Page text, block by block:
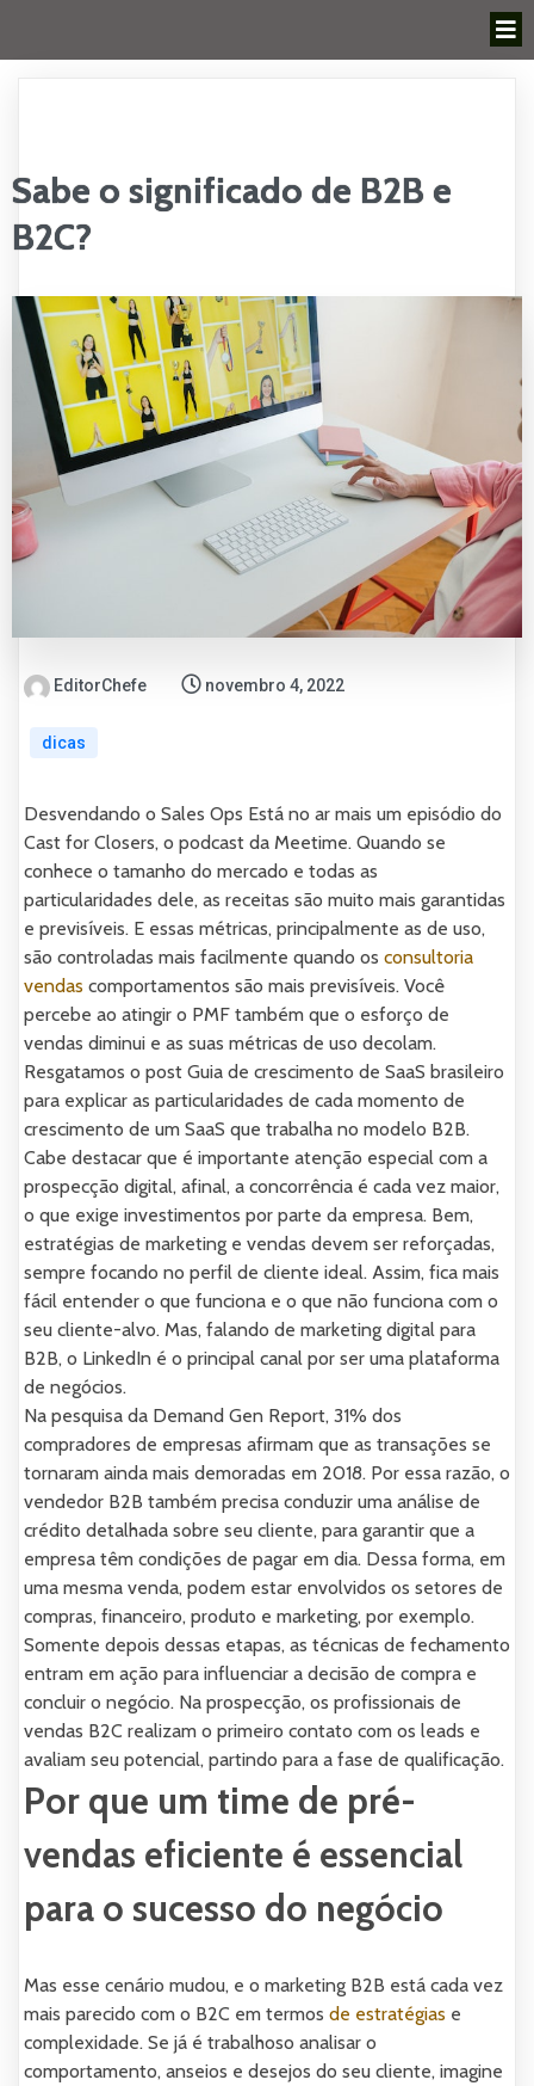
Sabe o significado de B2B e
B2C?
EditorChefe novembro 4, 2022
dicas
Desvendando o Sales Ops Está no ar mais um episódio do
Cast for Closers, o podcast da Meetime. Quando se
conhece o tamanho do mercado e todas as
particularidades dele, as receitas são muito mais garantidas
e previsíveis. E essas métricas, principalmente as de uso,
são controladas mais facilmente quando os consultoria
vendas comportamentos são mais previsíveis. Você
percebe ao atingir o PMF também que o esforço de
vendas diminui e as suas métricas de uso decolam.
Resgatamos o post Guia de crescimento de SaaS brasileiro
para explicar as particularidades de cada momento de
crescimento de um SaaS que trabalha no modelo B2B.
Cabe destacar que é importante atenção especial com a
prospecção digital, afinal, a concorrência é cada vez maior,
o que exige investimentos por parte da empresa. Bem,
estratégias de marketing e vendas devem ser reforçadas,
sempre focando no perfil de cliente ideal. Assim, fica mais
fácil entender o que funciona e o que não funciona com o
seu cliente-alvo. Mas, falando de marketing digital para
B2B, o LinkedIn é o principal canal por ser uma plataforma
de negócios.
Na pesquisa da Demand Gen Report, 31% dos
compradores de empresas afirmam que as transações se
tornaram ainda mais demoradas em 2018. Por essa razão, o
vendedor B2B também precisa conduzir uma análise de
crédito detalhada sobre seu cliente, para garantir que a
empresa têm condições de pagar em dia. Dessa forma, em
uma mesma venda, podem estar envolvidos os setores de
compras, financeiro, produto e marketing, por exemplo.
Somente depois dessas etapas, as técnicas de fechamento
entram em ação para influenciar a decisão de compra e
concluir o negócio. Na prospecção, os profissionais de
vendas B2C realizam o primeiro contato com os leads e
avaliam seu potencial, partindo para a fase de qualificação.
Por que um time de pré-
vendas eficiente é essencial
para o sucesso do negócio
Mas esse cenário mudou, e o marketing B2B está cada vez
mais parecido com o B2C em termos de estratégias e
complexidade. Se já é trabalhoso analisar o
comportamento, anseios e desejos do seu cliente, imagine